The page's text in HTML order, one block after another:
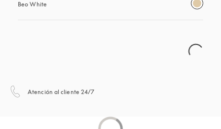
Beo White
Atención al cliente 24/7